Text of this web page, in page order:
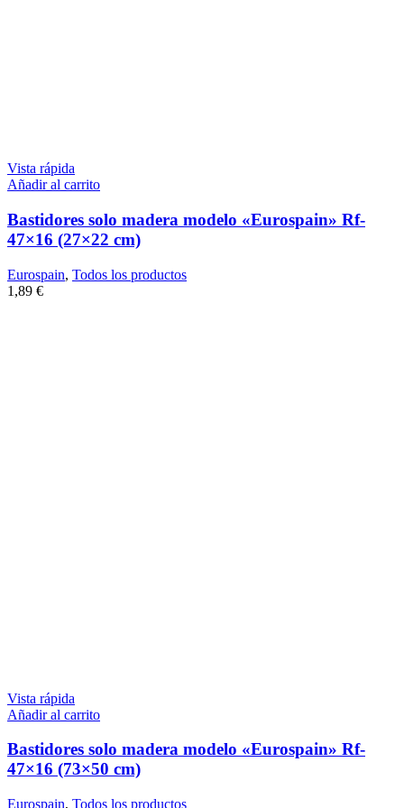
Vista rápida
Añadir al carrito
Bastidores solo madera modelo «Eurospain» Rf-
47×16 (27×22 cm)
Eurospain, Todos los productos
1,89 €
Vista rápida
Añadir al carrito
Bastidores solo madera modelo «Eurospain» Rf-
47×16 (73×50 cm)
Eurospain, Todos los productos